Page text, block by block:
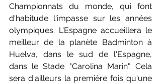
Championnats du monde, qui font
d'habitude l'impasse sur les années
olympiques. L'Espagne accueillera le
meilleur de la planète Badminton à
Huelva, dans le sud de l'Espagne,
dans le Stade "Carolina Marin". Cela
sera d'ailleurs la première fois qu'une